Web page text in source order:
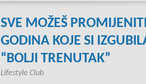
SVE MOŽEŠ
GODINA KOJE SI
“BOLJI TRENUTAK”
Lifestyle Club